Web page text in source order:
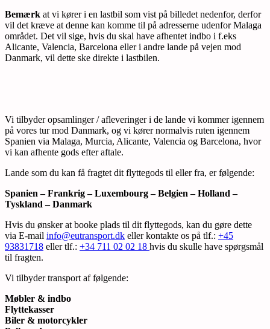
Bemærk at vi kører i en lastbil som vist på billedet nedenfor, derfor
vil det kræve at denne kan komme til på adresserne udenfor Malaga
området. Det vil sige, hvis du skal have afhentet indbo i f.eks
Alicante, Valencia, Barcelona eller i andre lande på vejen mod
Danmark, vil dette ske direkte i lastbilen.
Vi tilbyder opsamlinger / afleveringer i de lande vi kommer igennem
på vores tur mod Danmark, og vi kører normalvis ruten igennem
Spanien via Malaga, Murcia, Alicante, Valencia og Barcelona, hvor
vi kan afhente gods efter aftale.
Lande som du kan få fragtet dit flyttegods til eller fra, er følgende:
Spanien – Frankrig – Luxembourg – Belgien – Holland –
Tyskland – Danmark
Hvis du ønsker at booke plads til dit flyttegods, kan du gøre dette
via E-mail info@eutransport.dk eller kontakte os på tlf.: +45
93831718 eller tlf.: +34 711 02 02 18 hvis du skulle have spørgsmål
til fragten.
Vi tilbyder transport af følgende:
Møbler & indbo
Flyttekasser
Biler & motorcykler